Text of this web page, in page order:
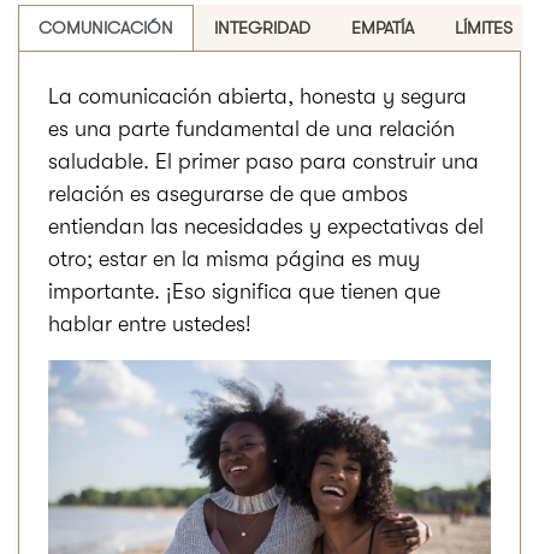
COMUNICACIÓN INTEGRIDAD EMPATÍA LÍMITES
La comunicación abierta, honesta y segura
es una parte fundamental de una relación
saludable. El primer paso para construir una
relación es asegurarse de que ambos
entiendan las necesidades y expectativas del
otro; estar en la misma página es muy
importante. ¡Eso significa que tienen que
hablar entre ustedes!